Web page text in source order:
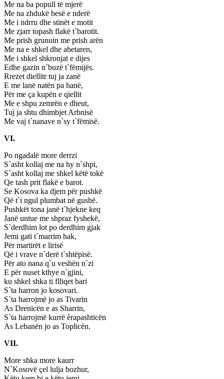
Me na ba popull të mjerë
Me na zhdukë besë e nderë
Me i ndrru dhe stinët e motit
Me zjarr topash flakë t`barotit.
Me prish grunuin me prish arën
Me na e shkel dhe abetaren,
Me i shkel shkronjat e dijes
Edhe gazin n`buzë t`fëmijës.
Rrezet diellitr tuj ja zanë
E me lanë natën pa hanë,
Për me ça kupën e qiellit
Me e shpu zemrën e dheut,
Tuj ja shtu dhimbjet Arbnisë
Me vaj t`nanave n`sy t`fëmisë.
VI.
Po ngadalë more derrzi
S`asht kollaj me na hy n`shpi,
S`asht kollaj me shkel këtë tokë
Qe tash prit flakë e barot.
Se Kosova ka djem për pushkë
Që t`i ngul plumbat në gushë.
Pushkët tona janë t`hjekne keq
Janë untue me shpraz fyshekë,
S`derdhim lot po derdhim gjak
Jemi gati t`marrim hak,
Për martirët e lirisë
Që i vrave n`derë t`shtëpisë.
Për ato nana q`u veshën n`zi
E për nuset kthye n`gjini,
ku shkel shka ti flliqet bari
S`ta harron jo kosovari.
S`ta harrojmë jo as Tivarin
As Drenicën e as Sharrin,
S`ta harrojmë kurrë èrapashticën
As Lebanën jo as Toplicën.
VII.
More shka more kaurr
N`Kosovë çel lulja bozhur,